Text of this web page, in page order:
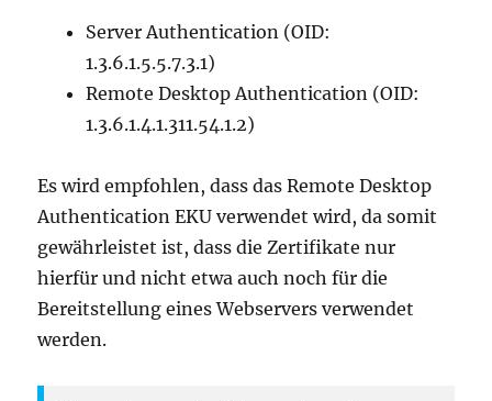
Server Authentication (OID:
1.3.6.1.5.5.7.3.1)
Remote Desktop Authentication (OID:
1.3.6.1.4.1.311.54.1.2)
Es wird empfohlen, dass das Remote Desktop
Authentication EKU verwendet wird, da somit
gewährleistet ist, dass die Zertifikate nur
hierfür und nicht etwa auch noch für die
Bereitstellung eines Webservers verwendet
werden.